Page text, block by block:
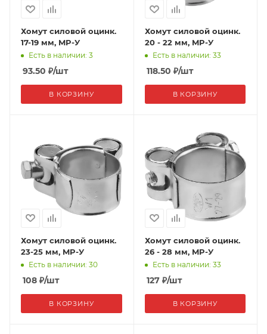
Хомут силовой оцинк.
17-19 мм, MP-У
Есть в наличии: 3
93.50 ₽/шт
В КОРЗИНУ
Хомут силовой оцинк.
20 - 22 мм, MP-У
Есть в наличии: 33
118.50 ₽/шт
В КОРЗИНУ
Хомут силовой оцинк.
23-25 мм, MP-У
Есть в наличии: 30
108 ₽/шт
В КОРЗИНУ
Хомут силовой оцинк.
26 - 28 мм, MP-У
Есть в наличии: 33
127₽/шт
В КОРЗИНУ